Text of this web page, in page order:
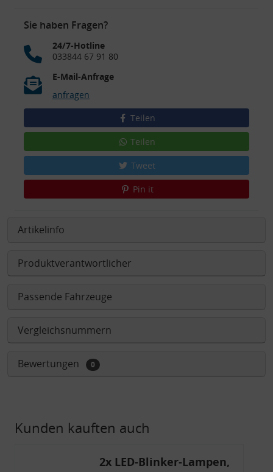
Sie haben Fragen?
24/7-Hotline
033844 67 91 80
E-Mail-Anfrage
anfragen
Teilen
Teilen
Tweet
Pin it
Artikelinfo
Produktverantwortlicher
Passende Fahrzeuge
Vergleichsnummern
Bewertungen 0
Kunden kauften auch
2x LED-Blinker-Lampen,